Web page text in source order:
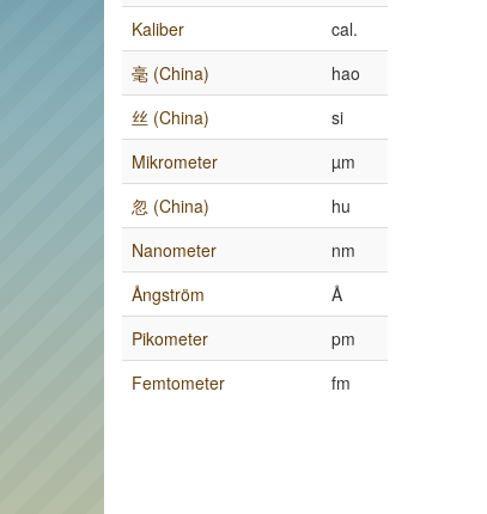
Kaliber
cal.
毫 (China)
hao
丝 (China)
si
Mikrometer
µm
忽 (China)
hu
Nanometer
nm
Ångström
Å
Pikometer
pm
Femtometer
fm